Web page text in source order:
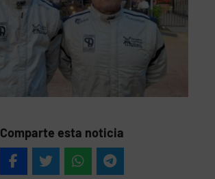
Comparte esta noticia